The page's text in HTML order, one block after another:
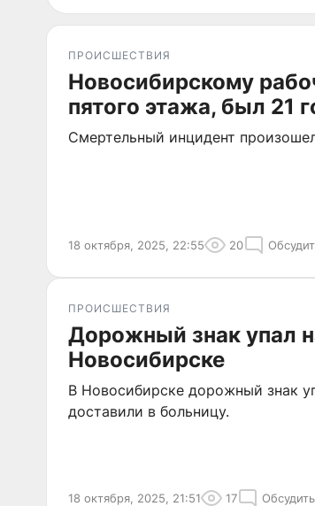
ПРОИСШЕСТВИЯ
Новосибирскому
пятого этажа, был 21
Смертельный инцидент
18 октября, 2025, 22:55 20
ПРОИСШЕСТВИЯ
Дорожный знак упал
Новосибирске
В Новосибирске дорожный знак
доставили в больницу.
18 октября, 2025, 21:51 17 Обсудить